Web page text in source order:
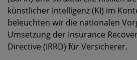
künstlicher Intelligenz (KI) im
beleuchten wir die nationalen
Umsetzung der Insurance
Directive (IRRD) für Versicherer.